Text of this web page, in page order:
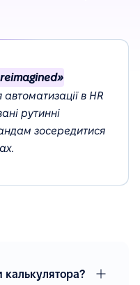
в HR
рутинні
зосередитися
калькулятора?